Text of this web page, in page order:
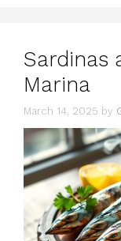
Sardinas
Marina
March 14, 2025 by